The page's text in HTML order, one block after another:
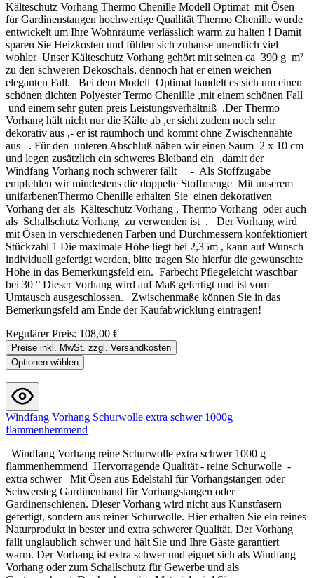
Kälteschutz Vorhang Thermo Chenille Modell Optimat mit Ösen
für Gardinenstangen hochwertige Quallität Thermo Chenille wurde
entwickelt um Ihre Wohnräume verlässlich warm zu halten ! Damit
sparen Sie Heizkosten und fühlen sich zuhause unendlich viel
wohler Unser Kälteschutz Vorhang gehört mit seinen ca 390 g m²
zu den schweren Dekoschals, dennoch hat er einen weichen
eleganten Fall. Bei dem Modell Optimat handelt es sich um einen
schönen dichten Polyester Termo Chenillle ,mit einem schönen Fall
und einem sehr guten preis Leistungsverhältniß .Der Thermo
Vorhang hält nicht nur die Kälte ab ,er sieht zudem noch sehr
dekorativ aus ,- er ist raumhoch und kommt ohne Zwischennähte
aus . Für den unteren Abschluß nähen wir einen Saum 2 x 10 cm
und legen zusätzlich ein schweres Bleiband ein ,damit der
Windfang Vorhang noch schwerer fällt - Als Stoffzugabe
empfehlen wir mindestens die doppelte Stoffmenge Mit unserem
unifarbenenThermo Chenille erhalten Sie einen dekorativen
Vorhang der als Kälteschutz Vorhang , Thermo Vorhang oder auch
als Schallschutz Vorhang zu verwenden ist . Der Vorhang wird
mit Ösen in verschiedenen Farben und Durchmessern konfektioniert
Stückzahl 1 Die maximale Höhe liegt bei 2,35m , kann auf Wunsch
individuell gefertigt werden, bitte tragen Sie hierfür die gewünschte
Höhe in das Bemerkungsfeld ein. Farbecht Pflegeleicht waschbar
bei 30 ° Dieser Vorhang wird auf Maß gefertigt und ist vom
Umtausch ausgeschlossen. Zwischenmaße können Sie in das
Bemerkungsfeld am Ende der Kaufabwicklung eintragen!
Regulärer Preis: 108,00 €
Preise inkl. MwSt. zzgl. Versandkosten
Optionen wählen
Windfang Vorhang Schurwolle extra schwer 1000g
flammenhemmend
Windfang Vorhang reine Schurwolle extra schwer 1000 g
flammenhemmend Hervorragende Qualität - reine Schurwolle -
extra schwer Mit Ösen aus Edelstahl für Vorhangstangen oder
Schwersteg Gardinenband für Vorhangstangen oder
Gardinenschienen. Dieser Vorhang wird nicht aus Kunstfasern
gefertigt, sondern aus reiner Schurwolle. Hier erhalten Sie ein reines
Naturprodukt in bester und extra schwerer Qualität. Der Vorhang
fällt unglaublich schwer und hält Sie und Ihre Gäste garantiert
warm. Der Vorhang ist extra schwer und eignet sich als Windfang
Vorhang oder zum Schallschutz für Gewerbe und als